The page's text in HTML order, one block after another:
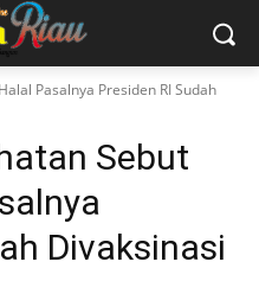
Pasalnya Presiden RI Sudah
Sebut
Divaksinasi